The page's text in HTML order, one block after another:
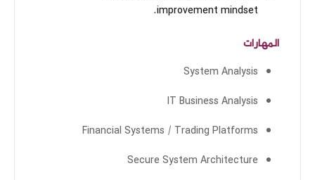
improvement mindset.
المهارات
System Analysis
IT Business Analysis
Financial Systems / Trading Platforms
Secure System Architecture